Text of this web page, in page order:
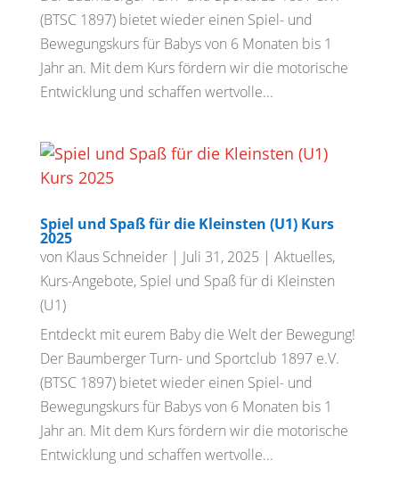
(BTSC 1897) bietet wieder einen Spiel- und
Bewegungskurs für Babys von 6 Monaten bis 1
Jahr an. Mit dem Kurs fördern wir die motorische
Entwicklung und schaffen wertvolle...
Spiel und Spaß für die Kleinsten (U1) Kurs
2025
von Klaus Schneider| Juli 31, 2025 | Aktuelles,
Kurs-Angebote, Spiel und Spaß für di Kleinsten
(U1)
Entdeckt mit eurem Baby die Welt der Bewegung!
Der Baumberger Turn- und Sportclub 1897 e.V.
(BTSC 1897) bietet wieder einen Spiel- und
Bewegungskurs für Babys von 6 Monaten bis 1
Jahr an. Mit dem Kurs fördern wir die motorische
Entwicklung und schaffen wertvolle...